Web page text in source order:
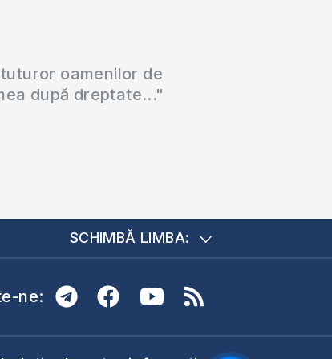
oamenilor de
după dreptate..."
SCHIMBĂ LIMBA:
ne: